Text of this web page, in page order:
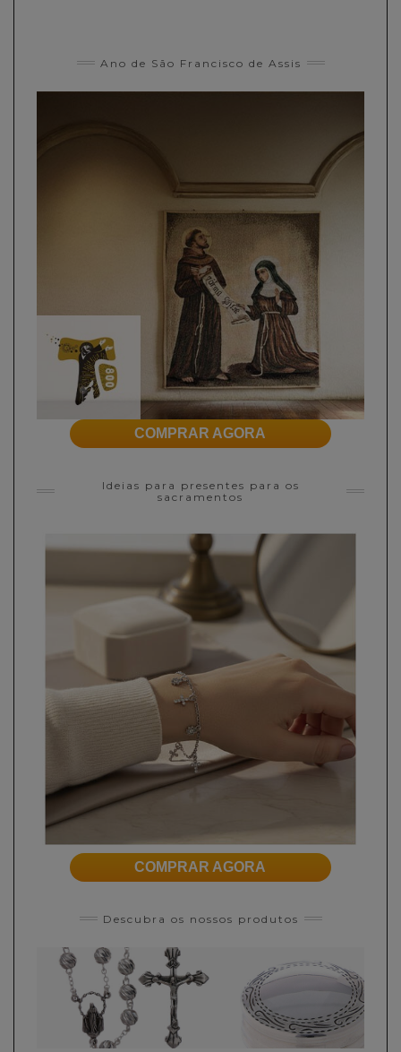
Ano de São Francisco de Assis
COMPRAR AGORA
Ideias para presentes para os
sacramentos
COMPRAR AGORA
Descubra os nossos produtos